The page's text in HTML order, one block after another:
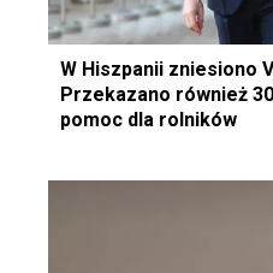
W Hiszpanii zniesiono
Przekazano również
pomoc dla rolników